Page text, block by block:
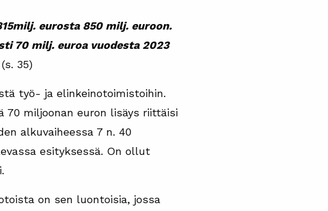
eurosta 850 milj. euroon.
70 milj. euroa vuodesta 2023
(s. 35)
työ- ja elinkeinotoimistoihin.
miljoonan euron lisäys riittäisi
alkuvaiheessa 7 n. 40
esityksessä. On ollut
on sen luontoisia, jossa